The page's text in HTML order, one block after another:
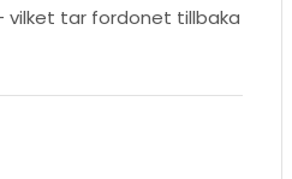
tar fordonet tillbaka